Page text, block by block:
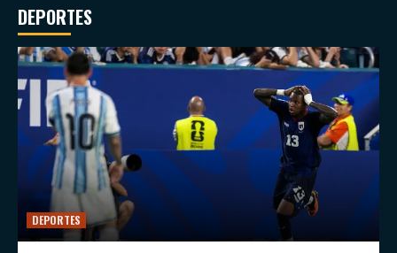
DEPORTES
DEPORTES